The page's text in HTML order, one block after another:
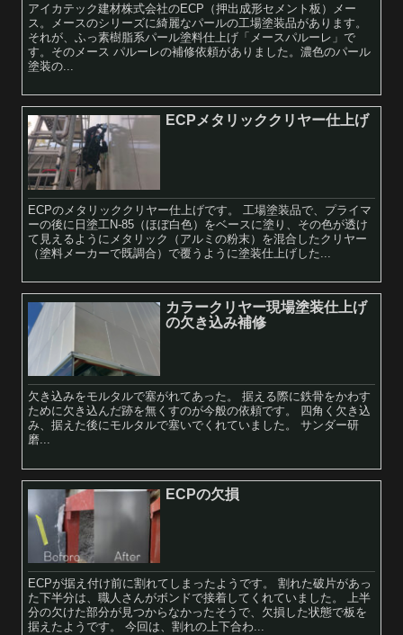
アイカテック建材株式会社のECP（押出成形セメント板）メー
ス。メースのシリーズに綺麗なパールの工場塗装品があります。
それが、ふっ素樹脂系パール塗料仕上げ「メースパルーレ」で
す。そのメース パルーレの補修依頼がありました。濃色のパール
塗装の...
ECPメタリッククリヤー仕上げ
ECPのメタリッククリヤー仕上げです。 工場塗装品で、プライマ
ーの後に日塗工N-85（ほぼ白色）をベースに塗り、その色が透け
て見えるようにメタリック（アルミの粉末）を混合したクリヤー
（塗料メーカーで既調合）で覆うように塗装仕上げした...
カラークリヤー現場塗装仕上げ
の欠き込み補修
欠き込みをモルタルで塞がれてあった。 据える際に鉄骨をかわす
ために欠き込んだ跡を無くすのが今般の依頼です。 四角く欠き込
み、据えた後にモルタルで塞いでくれていました。 サンダー研
磨...
ECPの欠損
ECPが据え付け前に割れてしまったようです。 割れた破片があっ
た下半分は、職人さんがボンドで接着してくれていました。 上半
分の欠けた部分が見つからなかったそうで、欠損した状態で板を
据えたようです。 今回は、割れの上下合わ...